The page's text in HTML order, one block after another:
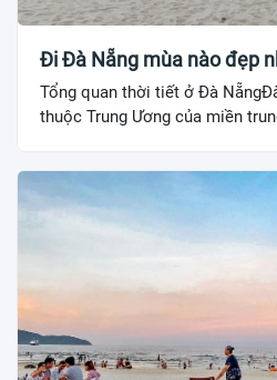
Đi Đà Nẵng mùa nào đẹp
Tổng quan thời tiết ở Đà
thuộc Trung Ương của miền